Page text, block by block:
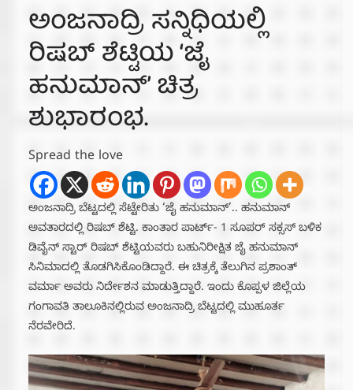
ಅಂಜನಾದ್ರಿ ಸನ್ನಿಧಿಯಲ್ಲಿ
ರಿಷಬ್ ಶೆಟ್ಟಿಯ ‘ಜೈ
ಹನುಮಾನ್’ ಚಿತ್ರ
ಶುಭಾರಂಭ.
Spread the love
ಅಂಜನಾದ್ರಿ ಬೆಟ್ಟದಲ್ಲಿ ಸೆಟ್ಟೇರಿತು ‘ಜೈ ಹನುಮಾನ್’.. ಹನುಮಾನ್
ಅವತಾರದಲ್ಲಿ ರಿಷಬ್ ಶೆಟ್ಟಿ. ಕಾಂತಾರ ಪಾರ್ಟ್- 1 ಸೂಪರ್ ಸಕ್ಸಸ್ ಬಳಿಕ
ಡಿವೈನ್ ಸ್ಟಾರ್ ರಿಷಬ್ ಶೆಟ್ಟಿಯವರು ಬಹುನಿರೀಕ್ಷಿತ ಜೈ ಹನುಮಾನ್
ಸಿನಿಮಾದಲ್ಲಿ ತೊಡಗಿಸಿಕೊಂಡಿದ್ದಾರೆ. ಈ ಚಿತ್ರಕ್ಕೆ ತೆಲುಗಿನ ಪ್ರಶಾಂತ್
ವರ್ಮಾ ಅವರು ನಿರ್ದೇಶನ ಮಾಡುತ್ತಿದ್ದಾರೆ. ಇಂದು ಕೊಪ್ಪಳ ಜಿಲ್ಲೆಯ
ಗಂಗಾವತಿ ತಾಲೂಕಿನಲ್ಲಿರುವ ಅಂಜನಾದ್ರಿ ಬೆಟ್ಟದಲ್ಲಿ ಮುಹೂರ್ತ
ನೆರವೇರಿದೆ.